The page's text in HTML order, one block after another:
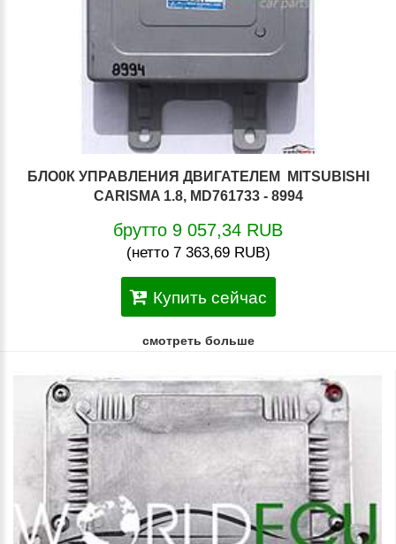
БЛО0К УПРАВЛЕНИЯ ДВИГАТЕЛЕМ MITSUBISHI
CARISMA 1.8, MD761733 - 8994
брутто 9 057,34 RUB
(нетто 7 363,69 RUB)
Купить сейчас
смотреть больше